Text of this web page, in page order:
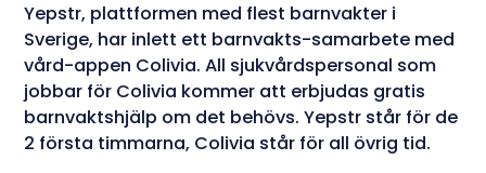
Yepstr, plattformen med flest barnvakter i
Sverige, har inlett ett barnvakts-samarbete med
vård-appen Colivia. All sjukvårdspersonal som
jobbar för Colivia kommer att erbjudas gratis
barnvaktshjälp om det behövs. Yepstr står för de
2 första timmarna, Colivia står för all övrig tid.